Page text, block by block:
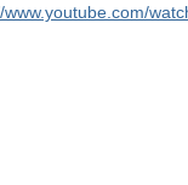
www.youtube.com/